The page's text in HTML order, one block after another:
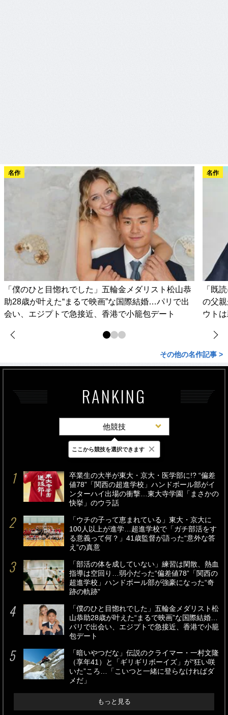
名作
「僕のひと目惚れでした」五輪金メダリスト松山恭
助28歳が叶えた“まるで映画”な国際結婚…パリで出
会い、エジプトで急接近、香港で小籠包デート
名作
「既
の父
ウト
その他の名作記事 >
RANKING
他競技
最新 24時間 週間
卒業生の大半が東大・京大・医学部に!? “偏差
値78”「関西の超進学校」ハンドボール部がイ
ンターハイ出場の衝撃…東大寺学園「まさかの
快挙」のウラ話
「ウチの子って恵まれている」東大・京大に
100人以上が進学…超進学校で「ガチ部活をす
る意義って何？」41歳監督が語った“意外な答
え”の真意
「部活の体を成していない」練習は閑散、熱血
指導は空回り…弱小だった“偏差値78”「関西の
超進学校」ハンドボール部が強豪になった“奇
跡の軌跡”
「僕のひと目惚れでした」五輪金メダリスト松
山恭助28歳が叶えた“まるで映画”な国際結婚…
パリで出会い、エジプトで急接近、香港で小籠
包デート
「暗いやつだな」伝説のクライマー・一村文隆
（享年41）と「ギリギリボーイズ」が“狂い咲
いた”ころ…「こいつと一緒に登らなければダ
メだ」
もっと見る
ここから競技を選択できます ×